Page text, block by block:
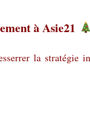
à Asie21
la stratégie